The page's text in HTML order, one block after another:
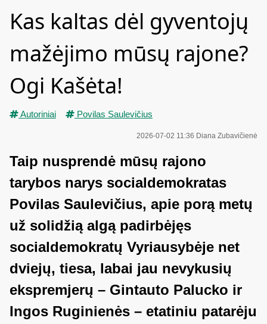
Kas kaltas dėl gyventojų
mažėjimo mūsų rajone?
Ogi Kašėta!
Autoriniai Povilas Saulevičius
2026-07-02 11:36 Diana Zubavičienė
Taip nusprendė mūsų rajono
tarybos narys socialdemokratas
Povilas Saulevičius, apie porą metų
už solidžią algą padirbėjęs
socialdemokratų Vyriausybėje net
dviejų, tiesa, labai jau nevykusių
ekspremjerų – Gintauto Palucko ir
Ingos Ruginienės – etatiniu patarėju